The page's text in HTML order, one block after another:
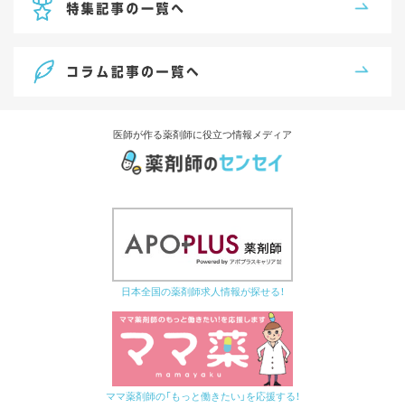
医師が作る薬剤師に役立つ情報メディア
日本全国の薬剤師求人情報が探せる！
ママ薬剤師の「もっと働きたい」を応援する！